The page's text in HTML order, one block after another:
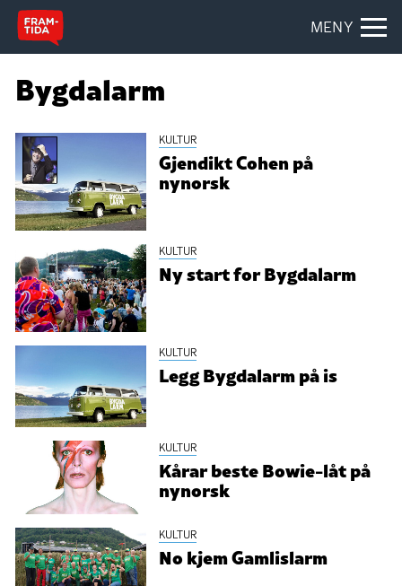
MENY
Bygdalarm
KULTUR
Gjendikt Cohen på
nynorsk
KULTUR
Ny start for Bygdalarm
KULTUR
Legg Bygdalarm på is
KULTUR
Kårar beste Bowie-låt på
nynorsk
KULTUR
No kjem Gamlislarm